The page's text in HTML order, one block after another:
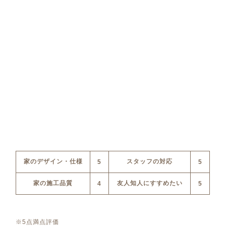
家のデザイン・仕様 5 スタッフの対応 5
家の施工品質 4 友人知人にすすめたい 5
※5点満点評価